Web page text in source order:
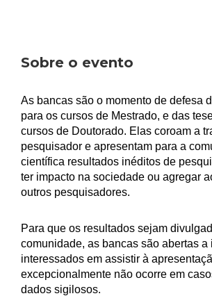
Sobre o evento
As bancas são o momento de defesa
para os cursos de Mestrado, e das
cursos de Doutorado. Elas coroam a
pesquisador e apresentam para a
científica resultados inéditos de
ter impacto na sociedade ou agregar
outros pesquisadores.
Para que os resultados sejam
comunidade, as bancas são abertas a
interessados em assistir à
excepcionalmente não ocorre em
dados sigilosos.